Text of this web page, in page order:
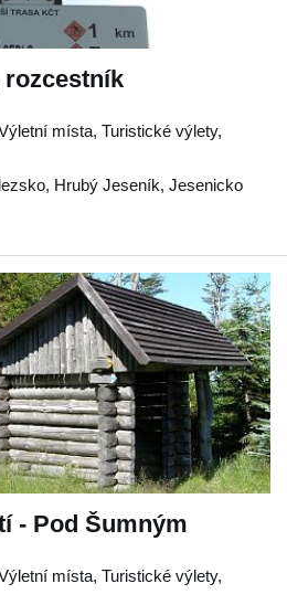
místa, Turistické výlety,
, Hrubý Jeseník, Jesenicko
- Pod Šumným
místa, Turistické výlety,